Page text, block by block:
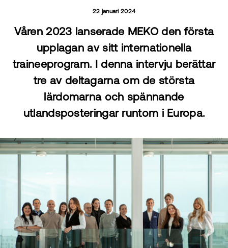
22 januari 2024
Våren 2023 lanserade MEKO den första
upplagan av sitt internationella
traineeprogram. I denna intervju berättar
tre av deltagarna om de största
lärdomarna och spännande
utlandsposteringar runtom i Europa.